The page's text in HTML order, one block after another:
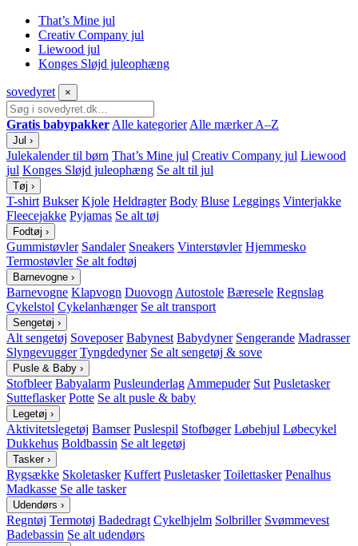
That’s Mine jul
Creativ Company jul
Liewood jul
Konges Sløjd juleophæng
sovedyret ×
Gratis babypakker Alle kategorier Alle mærker A–Z
Jul ›
Julekalender til børn That’s Mine jul Creativ Company jul Liewood
jul Konges Sløjd juleophæng Se alt til jul
Tøj ›
T-shirt Bukser Kjole Heldragter Body Bluse Leggings Vinterjakke
Fleecejakke Pyjamas Se alt tøj
Fodtøj ›
Gummistøvler Sandaler Sneakers Vinterstøvler Hjemmesko
Termostøvler Se alt fodtøj
Barnevogne ›
Barnevogne Klapvogn Duovogn Autostole Bæresele Regnslag
Cykelstol Cykelanhænger Se alt transport
Sengetøj ›
Alt sengetøj Soveposer Babynest Babydyner Sengerande Madrasser
Slyngevugger Tyngdedyner Se alt sengetøj & sove
Pusle & Baby ›
Stofbleer Babyalarm Pusleunderlag Ammepuder Sut Pusletasker
Sutteflasker Potte Se alt pusle & baby
Legetøj ›
Aktivitetslegetøj Bamser Puslespil Stofbøger Løbehjul Løbecykel
Dukkehus Boldbassin Se alt legetøj
Tasker ›
Rygsække Skoletasker Kuffert Pusletasker Toilettasker Penalhus
Madkasse Se alle tasker
Udendørs ›
Regntøj Termotøj Badedragt Cykelhjelm Solbriller Svømmevest
Badebassin Se alt udendørs